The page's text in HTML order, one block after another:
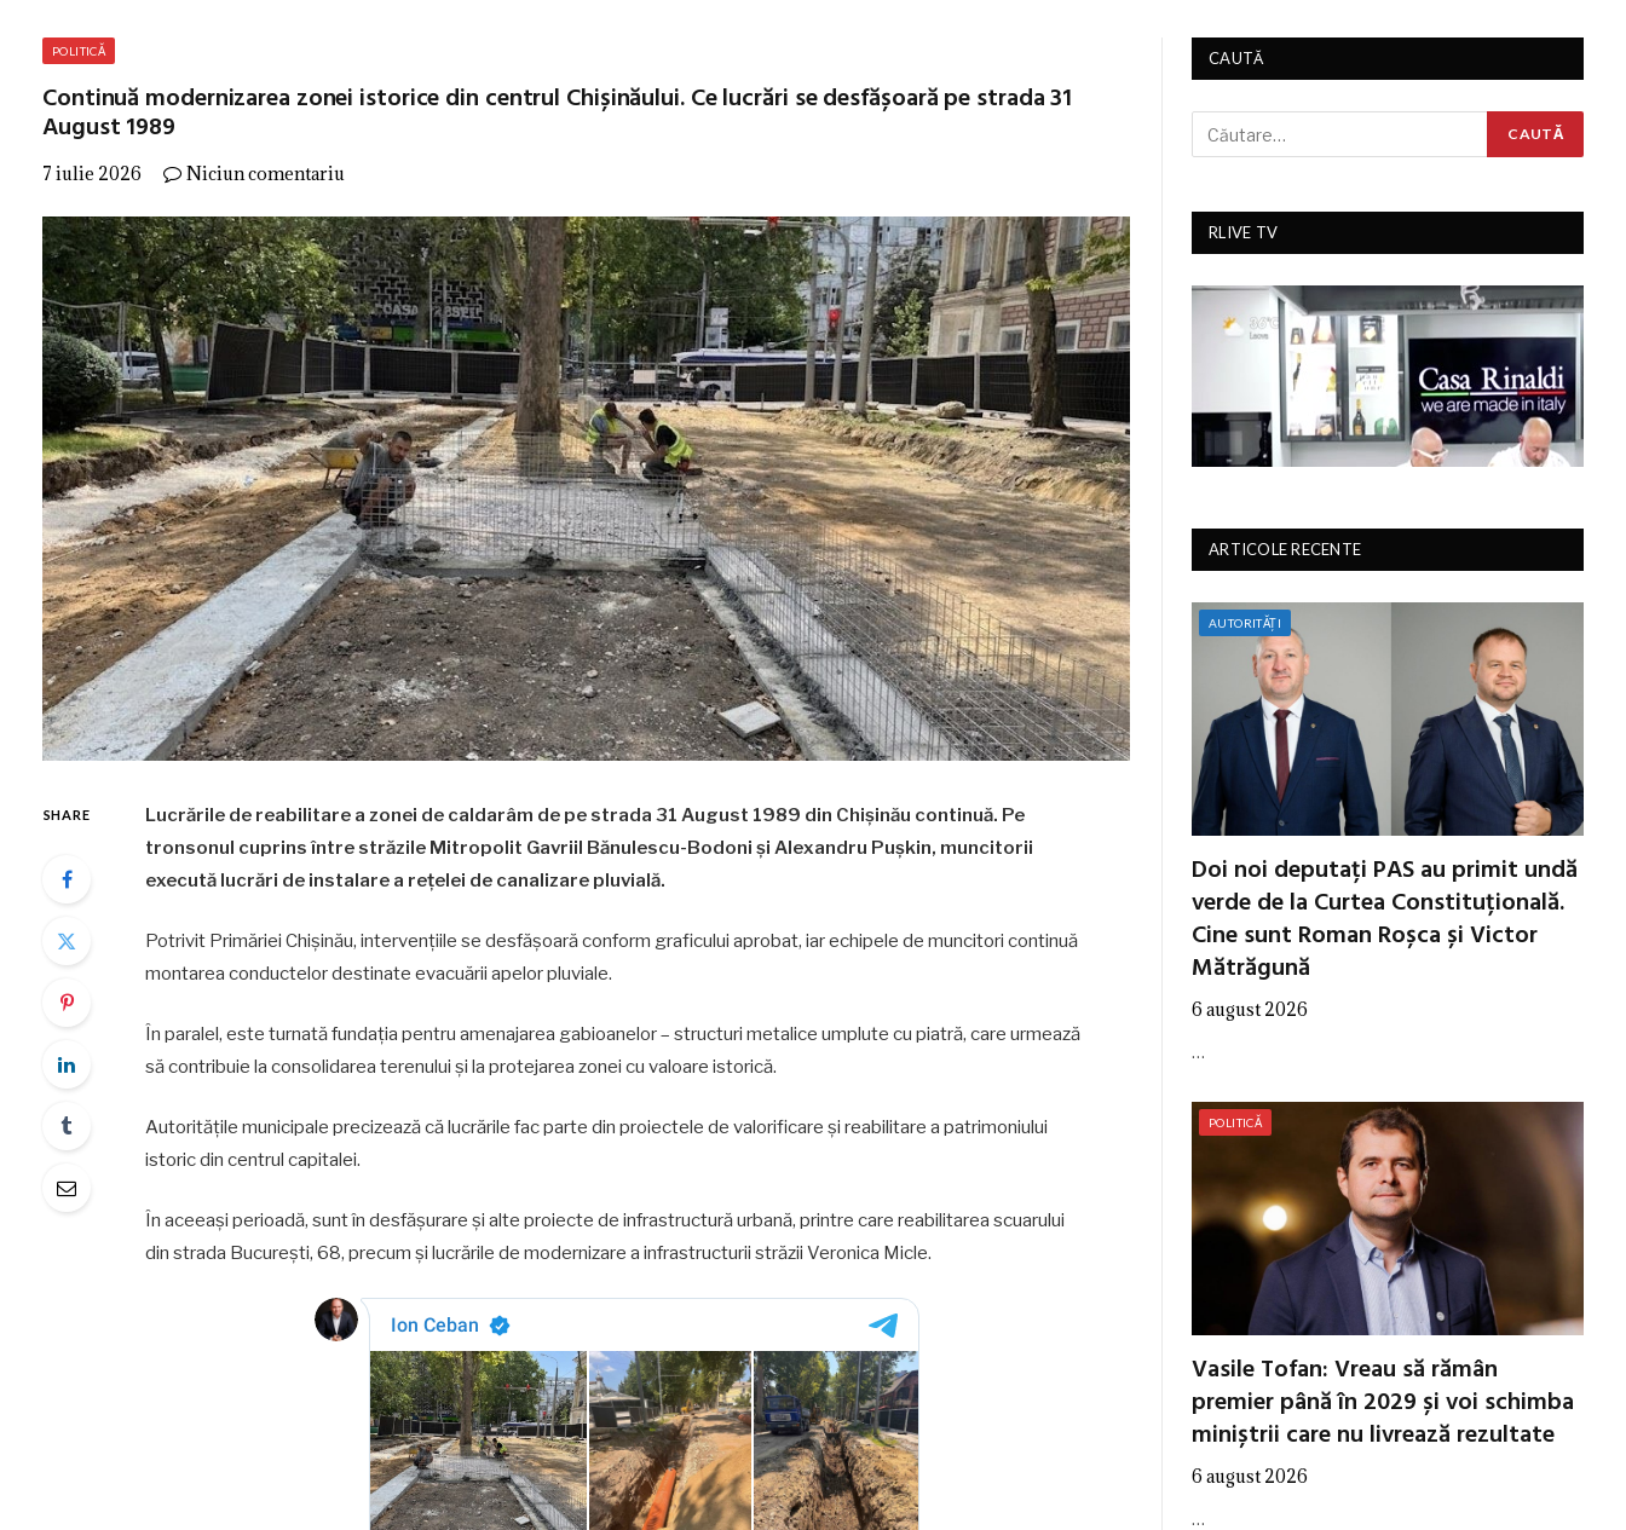
POLITICĂ
Continuă modernizarea zonei istorice din centrul Chișinăului. Ce lucrări se desfășoară pe strada 31
August 1989
7 iulie 2026 Niciun comentariu
SHARE
Lucrările de reabilitare a zonei de caldarâm de pe strada 31 August 1989 din Chișinău continuă. Pe
tronsonul cuprins între străzile Mitropolit Gavriil Bănulescu-Bodoni și Alexandru Pușkin, muncitorii
execută lucrări de instalare a rețelei de canalizare pluvială.
Potrivit Primăriei Chișinău, intervențiile se desfășoară conform graficului aprobat, iar echipele de muncitori continuă
montarea conductelor destinate evacuării apelor pluviale.
În paralel, este turnată fundația pentru amenajarea gabioanelor – structuri metalice umplute cu piatră, care urmează
să contribuie la consolidarea terenului și la protejarea zonei cu valoare istorică.
Autoritățile municipale precizează că lucrările fac parte din proiectele de valorificare și reabilitare a patrimoniului
istoric din centrul capitalei.
În aceeași perioadă, sunt în desfășurare și alte proiecte de infrastructură urbană, printre care reabilitarea scuarului
din strada București, 68, precum și lucrările de modernizare a infrastructurii străzii Veronica Micle.
CAUTĂ
RLIVE TV
ARTICOLE RECENTE
AUTORITĂȚI
Doi noi deputați PAS au primit undă
verde de la Curtea Constituțională.
Cine sunt Roman Roșca și Victor
Mătrăgună
6 august 2026
…
POLITICĂ
Vasile Tofan: Vreau să rămân
premier până în 2029 și voi schimba
miniștrii care nu livrează rezultate
6 august 2026
…